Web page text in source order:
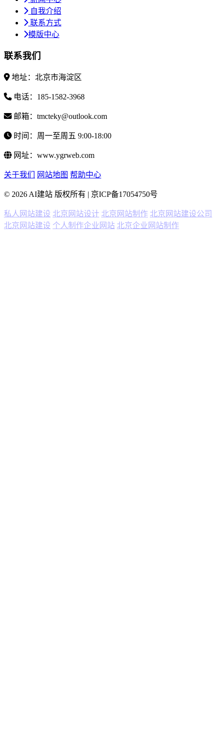
自我介绍
联系方式
模版中心
联系我们
地址：北京市海淀区
电话：185-1582-3968
邮箱：tmcteky@outlook.com
时间：周一至周五 9:00-18:00
网址：www.ygrweb.com
关于我们 网站地图 帮助中心
© 2026 AI建站 版权所有 | 京ICP备17054750号
私人网站建设 北京网站设计 北京网站制作 北京网站建设公司
北京网站建设 个人制作企业网站 北京企业网站制作